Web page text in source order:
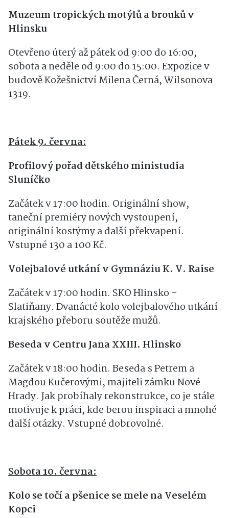
Muzeum tropických motýlů a brouků v
Hlinsku
Otevřeno úterý až pátek od 9:00 do 16:00,
sobota a neděle od 9:00 do 15:00. Expozice v
budově Kožešnictví Milena Černá, Wilsonova
1319.
Pátek 9. června:
Profilový pořad dětského ministudia
Sluníčko
Začátek v 17:00 hodin. Originální show,
taneční premiéry nových vystoupení,
originální kostýmy a další překvapení.
Vstupné 130 a 100 Kč.
Volejbalové utkání v Gymnáziu K. V. Raise
Začátek v 17:00 hodin. SKO Hlinsko -
Slatiňany. Dvanácté kolo volejbalového utkání
krajského přeboru soutěže mužů.
Beseda v Centru Jana XXIII. Hlinsko
Začátek v 18:00 hodin. Beseda s Petrem a
Magdou Kučerovými, majiteli zámku Nové
Hrady. Jak probíhaly rekonstrukce, co je stále
motivuje k práci, kde berou inspiraci a mnohé
další otázky. Vstupné dobrovolné.
Sobota 10. června:
Kolo se točí a pšenice se mele na Veselém
Kopci